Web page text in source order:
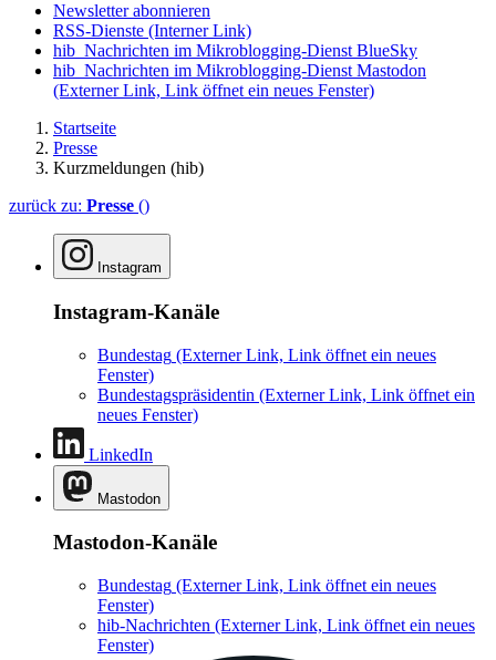
Newsletter abonnieren
RSS-Dienste (Interner Link)
hib_Nachrichten im Mikroblogging-Dienst BlueSky
hib_Nachrichten im Mikroblogging-Dienst Mastodon
(Externer Link, Link öffnet ein neues Fenster)
Startseite
Presse
Kurzmeldungen (hib)
zurück zu: Presse ()
Instagram
Instagram-Kanäle
Bundestag (Externer Link, Link öffnet ein neues
Fenster)
Bundestagspräsidentin (Externer Link, Link öffnet ein
neues Fenster)
LinkedIn
Mastodon
Mastodon-Kanäle
Bundestag (Externer Link, Link öffnet ein neues
Fenster)
hib-Nachrichten (Externer Link, Link öffnet ein neues
Fenster)